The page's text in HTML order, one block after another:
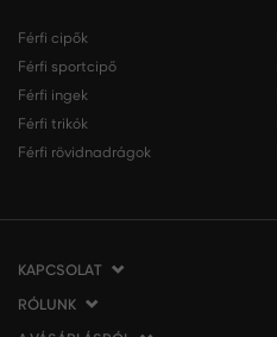
Férfi cipők
Férfi sportcipő
Férfi ingek
Férfi trikók
Férfi rövidnadrágok
KAPCSOLAT
VERMONT Services Slovakia s. r. o.
Vlčie hrdlo 53
RÓLUNK